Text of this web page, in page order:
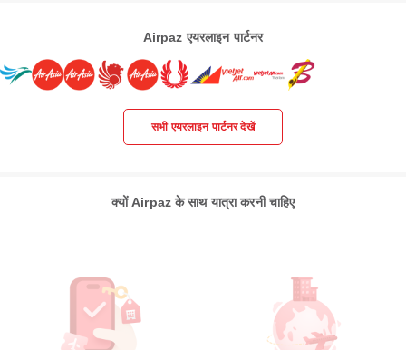
Airpaz एयरलाइन पार्टनर
सभी एयरलाइन पार्टनर देखें
क्यों Airpaz के साथ यात्रा करनी चाहिए